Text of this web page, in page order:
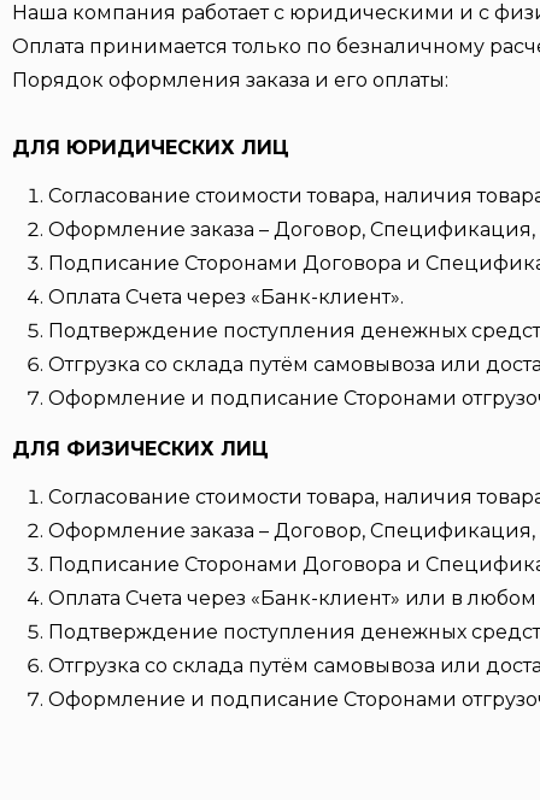
Наша компания работает с юридическими и с
Оплата принимается только по безналичному
Порядок оформления заказа и его оплаты:
ДЛЯ ЮРИДИЧЕСКИХ ЛИЦ
Согласование стоимости товара, наличия
Оформление заказа – Договор, Спецификация,
Подписание Сторонами Договора и
Оплата Счета через «Банк-клиент».
Подтверждение поступления денежных
Отгрузка со склада путём самовывоза или
Оформление и подписание Сторонами
ДЛЯ ФИЗИЧЕСКИХ ЛИЦ
Согласование стоимости товара, наличия
Оформление заказа – Договор,
Подписание Сторонами Договора и
Оплата Счета через «Банк-клиент» или в любом
Подтверждение поступления денежных
Отгрузка со склада путём самовывоза или
Оформление и подписание Сторонами